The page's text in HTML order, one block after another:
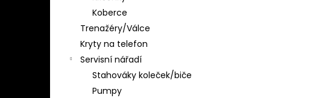
Koberce
Trenažéry/Válce
Kryty na telefon
Servisní nářadí
Stahováky koleček/biče
Pumpy